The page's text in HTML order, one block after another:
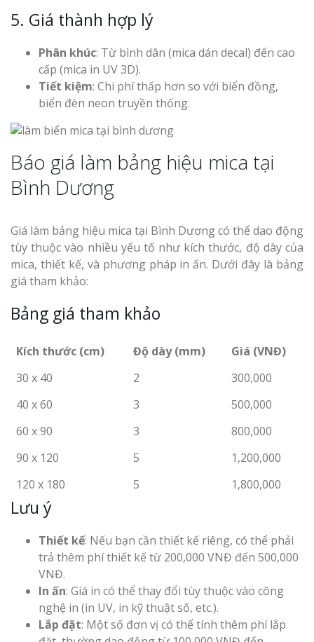
5. Giá thành hợp lý
Phân khúc: Từ bình dân (mica dán decal) đến cao
cấp (mica in UV 3D).
Tiết kiệm: Chi phí thấp hơn so với biển đồng,
biển đèn neon truyền thống.
Báo giá làm bảng hiệu mica tại
Bình Dương
Giá làm bảng hiệu mica tại Bình Dương có thể dao động
tùy thuộc vào nhiều yếu tố như kích thước, độ dày của
mica, thiết kế, và phương pháp in ấn. Dưới đây là bảng
giá tham khảo:
Bảng giá tham khảo
Kích thước (cm) Độ dày (mm)
Giá (VNĐ)
30 x 40
2
300,000
40 x 60
3
500,000
60 x 90
3
800,000
90 x 120
5
1,200,000
120 x 180
5 1,800,000
Lưu ý
Thiết kế: Nếu bạn cần thiết kế riêng, có thể phải
trả thêm phí thiết kế từ 200,000 VNĐ đến 500,000
VNĐ.
In ấn: Giá in có thể thay đổi tùy thuộc vào công
nghệ in (in UV, in kỹ thuật số, etc.).
Lắp đặt: Một số đơn vị có thể tính thêm phí lắp
Thuốc Nghệ An Chuẩn
Hút
Bảng Hiệu
Vinh Thu Hút Mọi